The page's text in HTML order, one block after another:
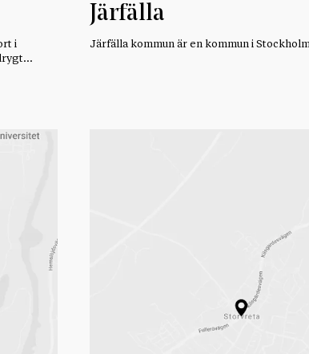
i
Järfälla
Järfälla kommun är en kommun i